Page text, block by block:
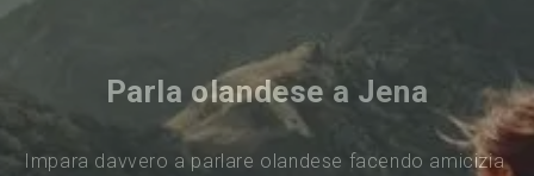
Parla olandese a Jena
Impara davvero a parlare olandese facendo amicizia